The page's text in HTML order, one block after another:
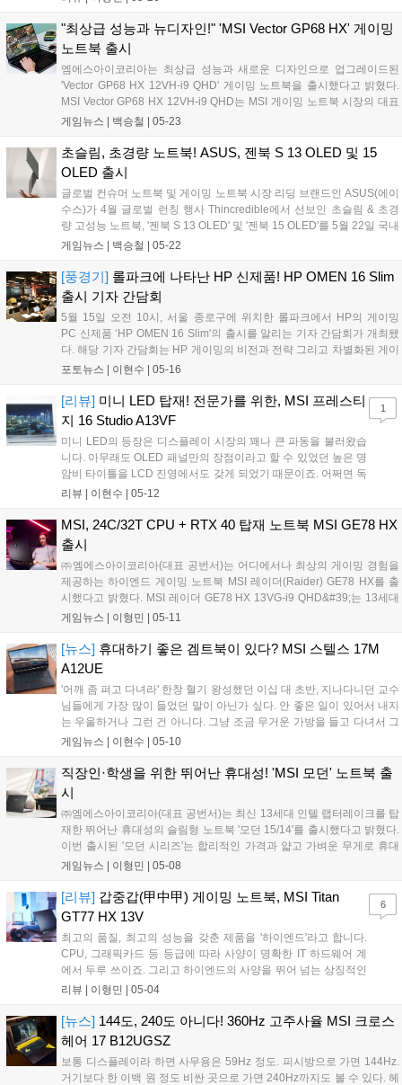
품은 성능 또한 높습니다. 그 말은 반...
"최상급 성능과 뉴디자인!" 'MSI Vector GP68 HX' 게이밍
노트북 출시
엠에스아이코리아는 최상급 성능과 새로운 디자인으로 업그레이드된
'Vector GP68 HX 12VH-i9 QHD' 게이밍 노트북을 출시했다고 밝혔다.
MSI Vector GP68 HX 12VH-i9 QHD는 MSI 게이밍 노트북 시장의 대표
주자인 GP 시리즈의 명성을 잇는 신제품이다. 코스모스 그레이 컬러의
시한 통풍구로 이전 세대 대비 견고하고 입체적인 디자인을 갖췄다....
게임뉴스 | 백승철 | 05-23
초슬림, 초경량 노트북! ASUS, 젠북 S 13 OLED 및 15
OLED 출시
글로벌 컨슈머 노트북 및 게이밍 노트북 시장 리딩 브랜드인 ASUS(에이
수스)가 4월 글로벌 런칭 행사 Thincredible에서 선보인 초슬림 & 초경
량 고성능 노트북, '젠북 S 13 OLED' 및 '젠북 15 OLED'를 5월 22일 국내
공식 출시했다. 젠북 S 13 OLED는 10.9mm의 초슬림한 두께와 1kg의
께를 자랑하는 제품이다....
게임뉴스 | 백승철 | 05-22
[풍경기] 롤파크에 나타난 HP 신제품! HP OMEN 16 Slim
출시 기자 간담회
5월 15일 오전 10시, 서울 종로구에 위치한 롤파크에서 HP의 게이밍
PC 신제품 ‘HP OMEN 16 Slim'의 출시를 알리는 기자 간담회가 개최됐
다. 해당 기자 간담회는 HP 게이밍의 비전과 전략 그리고 차별화된 게이
밍 서비스에 관련된 내용을 알리고 HP의 자사 하이엔드 게이밍 기어 브
포토뉴스 | 이현수 | 05-16
[리뷰] 미니 LED 탑재! 전문가를 위한, MSI 프레스티
지 16 Studio A13VF
미니 LED의 등장은 디스플레이 시장의 꽤나 큰 파동을 불러왔습
니다. 아무래도 OLED 패널만의 장점이라고 할 수 있었던 높은 명
암비 타이틀을 LCD 진영에서도 갖게 되었기 때문이죠. 어쩌면 독
보적이라고 할 수 있었던 성능이었는데, 이젠 OLED 패널의 장점
에 혜성처럼 등장한 미니 LED, 이름만...
리뷰 | 이현수 | 05-12
1
MSI, 24C/32T CPU + RTX 40 탑재 노트북 MSI GE78 HX
출시
㈜엠에스아이코리아(대표 공번서)는 어디에서나 최상의 게이밍 경험을
제공하는 하이엔드 게이밍 노트북 MSI 레이더(Raider) GE78 HX를 출
시했다고 밝혔다. MSI 레이더 GE78 HX 13VG-i9 QHD&#39;는 13세대
인텔 코어 i9-13950HX 프로세서 및 DLSS 3·TGP 140W를 지원하는
게임뉴스 | 이형민 | 05-11
[뉴스] 휴대하기 좋은 겜트북이 있다? MSI 스텔스 17M
A12UE
'어깨 좀 펴고 다녀라' 한창 혈기 왕성했던 이십 대 초반, 지나다니던 교수
님들에게 가장 많이 들었던 말이 아닌가 싶다. 안 좋은 일이 있어서 내지
는 우울하거나 그런 건 아니다. 그냥 조금 무거운 가방을 들고 다녀서 그
랬을 뿐. 결정적인 이유를 묻는다면 두껍고 자리 차지하는 전공 서적은
게임뉴스 | 이현수 | 05-10
직장인·학생을 위한 뛰어난 휴대성! 'MSI 모던' 노트북 출
시
㈜엠에스아이코리아(대표 공번서)는 최신 13세대 인텔 랩터레이크를 탑
재한 뛰어난 휴대성의 슬림형 노트북 '모던 15/14'를 출시했다고 밝혔다.
이번 출시된 '모던 시리즈'는 합리적인 가격과 얇고 가벼운 무게로 휴대
에 특화된 사무용 노트북이다. 무광 마감이 적용된 슬림한 바디는 1kg대
게임뉴스 | 이형민 | 05-08
[리뷰] 갑중갑(甲中甲) 게이밍 노트북, MSI Titan
GT77 HX 13V
최고의 품질, 최고의 성능을 갖춘 제품을 '하이엔드'라고 합니다.
CPU, 그래픽카드 등 등급에 따라 사양이 명확한 IT 하드웨어 계
에서 두루 쓰이죠. 그리고 하이엔드의 사양을 뛰어 넘는 상징적인
제품은 '플래그십'이라고도 불립니다. 쉬운 말로 BoB(Best of
능 순위를 나열 한다는...
리뷰 | 이형민 | 05-04
6
[뉴스] 144도, 240도 아니다! 360Hz 고주사율 MSI 크로스
헤어 17 B12UGSZ
보통 디스플레이라 하면 사무용은 59Hz 정도. 피시방으로 가면 144Hz.
거기보다 한 이백 원 정도 비싼 곳으로 가면 240Hz까지도 볼 수 있다. 헤